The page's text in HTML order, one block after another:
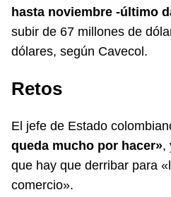
hasta noviembre -último
subir de 67 millones de
dólares, según Cavecol.
Retos
El jefe de Estado
queda mucho por hacer»,
que hay que derribar para
comercio».